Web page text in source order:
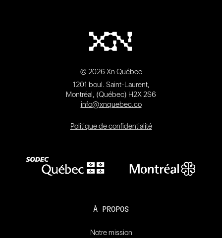
© 2026 Xn Québec
1201 boul. Saint-Laurent,
Montréal, (Québec) H2X 2S6
info@xnquebec.co
Politique de confidentialité
À PROPOS
Notre mission